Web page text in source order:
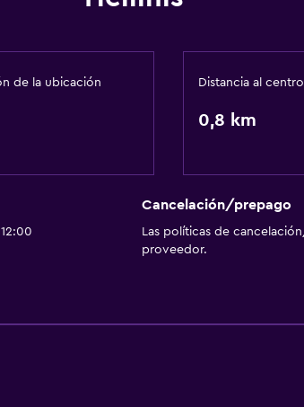
de la ubicación Distancia al centro
0,8 km
Cancelación/prepago
Las políticas de
proveedor.